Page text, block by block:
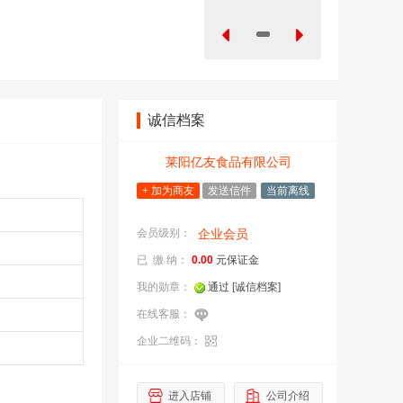
诚信档案
莱阳亿友食品有限公司
+ 加为商友 发送信件 当前离线
会员级别： 企业会员
已 缴 纳： 0.00 元保证金
我的勋章： 通过 [诚信档案]
在线客服：
企业二维码：
企
进入店铺 公司介绍